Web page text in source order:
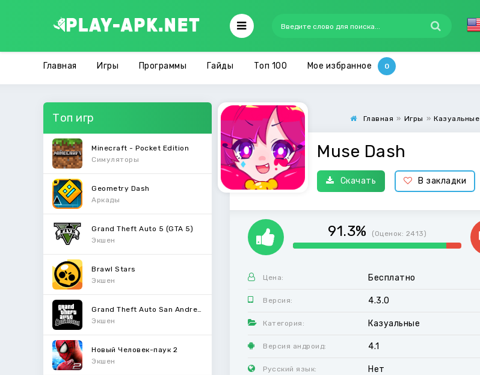
Главная Игры Программы Гайды Топ 100 Мое избранное
Топ игр
Minecraft - Pocket Edition
Симуляторы
Geometry Dash
Аркады
Grand Theft Auto 5 (GTA 5)
Экшен
Brawl Stars
Экшен
Экшен
Новый Человек-паук 2
Экшен
Главная » Игры » Казуальные
Muse Dash
Скачать В закладки
91.3% (Оценок: 2413)
Цена: Бесплатно
Версия: 4.3.0
Категория: Казуальные
Версия андроид: 4.1
Русский язык: Нет